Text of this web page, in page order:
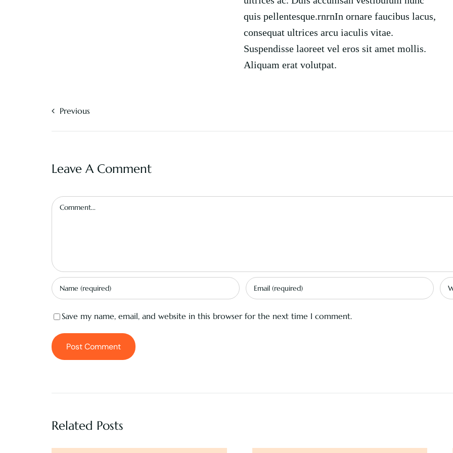
quis pellentesque.rnrnIn ornare faucibus lacus,
consequat ultrices arcu iaculis vitae.
Suspendisse laoreet vel eros sit amet mollis.
Aliquam erat volutpat.
Previous
Leave A Comment
Comment
Save my name, email, and website in this browser for the next time I comment.
Related Posts